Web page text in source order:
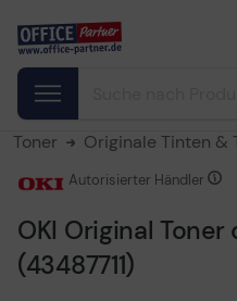
Toner Originale Tinten &
OKI Original
(43487711)
Autorisierter Händler